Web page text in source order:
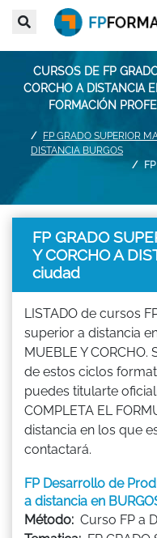
CURSOS DE FP
CORCHO A DISTANCIA
FORMACIÓN
FP GRADO SUPERIOR
DISTANCIA BURGOS
FP GRADO
Y CORCHO A
ciudad
LISTADO de cursos
superior a distancia
MUEBLE Y
de estos ciclos
puedes titularte
COMPLETA EL
distancia en los que
contactará.
FP Desarrollo de
a distancia en
Método: Curso FP a